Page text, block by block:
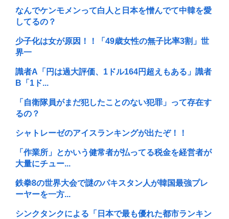
なんでケンモメンって白人と日本を憎んでて中韓を愛
してるの？
少子化は女が原因！！「49歳女性の無子比率3割」世
界一
識者A「円は過大評価、1ドル164円超えもある」識者
B「1ド...
「自衛隊員がまだ犯したことのない犯罪」って存在す
るの？
シャトレーゼのアイスランキングが出たぞ！！
「作業所」とかいう健常者が払ってる税金を経営者が
大量にチュー...
鉄拳8の世界大会で謎のパキスタン人が韓国最強プレ
ーヤーを一方...
シンクタンクによる「日本で最も優れた都市ランキン